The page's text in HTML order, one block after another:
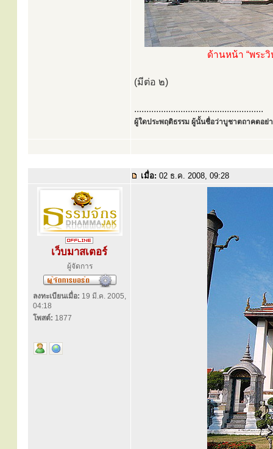
ด้านหน้า “พระ
(มีต่อ ๒)
.....................................................
ผู้ใดประพฤติธรรม ผู้นั้นชื่อว่าบูชาตถาคตอย่า
เมื่อ: 02 ธ.ค. 2008, 09:28
เว็บมาสเตอร์
ผู้จัดการ
ลงทะเบียนเมื่อ: 19 มี.ค. 2005,
04:18
โพสต์: 1877